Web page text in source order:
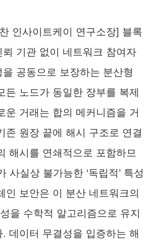
인사이트케이 연구소장] 블록
기관 없이 네트워크 참여자
공동으로 보장하는 분산형
든 노드가 동일한 장부를 복제
운 거래는 합의 메커니즘을 거
존 원장 끝에 해시 구조로 연결
해시를 연쇄적으로 포함하므
사실상 불가능한 ‘독립적’ 특성
인 보안은 이 분산 네트워크의
을 수학적 알고리즘으로 유지
데이터 무결성을 입증하는 해